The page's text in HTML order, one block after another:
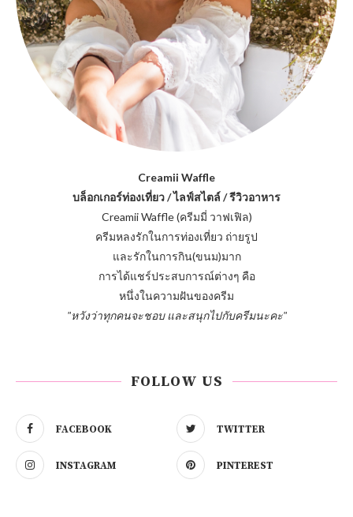
Creamii Waffle
บล็อกเกอร์ท่องเที่ยว / ไลฟ์สไตล์ / รีวิวอาหาร
Creamii Waffle (ครีมมี่ วาฟเฟิล)
ครีมหลงรักในการท่องเที่ยว ถ่ายรูป
และรักในการกิน(ขนม)มาก
การได้แชร์ประสบการณ์ต่างๆ คือ
หนึ่งในความฝันของครีม
"หวังว่าทุกคนจะชอบ และสนุกไปกับครีมนะคะ"
FOLLOW US
FACEBOOK TWITTER
INSTAGRAM PINTEREST